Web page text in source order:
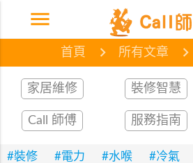
menu 首頁 網誌
首頁 所有文章
家居維修 裝修智慧
Call 師傅 服務指南
#裝修 #電力 #水喉 #冷氣